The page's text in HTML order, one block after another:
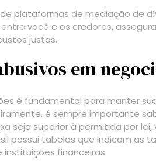
plataformas de mediação de
você e os credores,
justos.
em
é fundamental para manter
é sempre importante
seja superior à permitida por
possui tabelas que indicam as
financeiras.